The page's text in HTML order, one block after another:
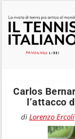
Carlos
l’attacco
di Lorenzo Ercoli